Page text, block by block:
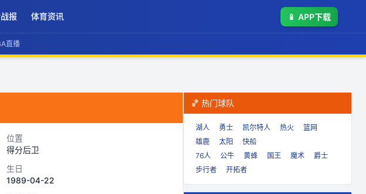
报 体育资讯 📱 APP下载
直播
位置
得分后卫
生日
1989-04-22
🏀 热门球队
湖人 勇士 凯尔特人 热火
篮网
雄鹿
太阳
快船
76人
公牛 黄蜂 国王 魔术
爵士
步行者
开拓者